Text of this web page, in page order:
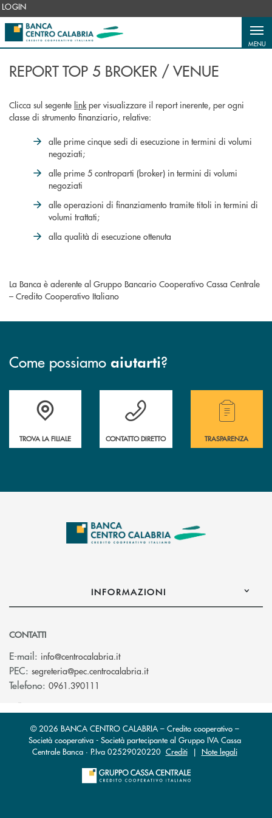
Salta al contenuto principale
LOGIN
MENU
REPORT TOP 5 BROKER / VENUE
Clicca sul segente linkper visualizzare il report inerente, per ogni
classe di strumento finanziario, relative:
alle prime cinque sedi di esecuzione in termini di volumi
negoziati;
alle prime 5 controparti (broker) in termini di volumi
negoziati
alle operazioni di finanziamento tramite titoli in termini di
volumi trattati;
alla qualità di esecuzione ottenuta
La Banca è aderente al Gruppo Bancario Cooperativo Cassa Centrale
– Credito Cooperativo Italiano
Come possiamo aiutarti?
Accedi all' elenco completo delle filiali .
TROVA LA FILIALE
Hai bisogno di assistenza immediata ?
CONTATTO DIRETTO
Hai bisogno di
TRASPARENZA
INFORMAZIONI
CONTATTI
E-mail: info@centrocalabria.it(si apre l’app di posta elettronica)
PEC: segreteria@pec.centrocalabria.it(si apre l’app di posta
Telefono: 0961.390111
© 2026 BANCA CENTRO CALABRIA – Credito cooperativo –
Società cooperativa - Società partecipante al Gruppo IVA Cassa
Centrale Banca · P.Iva 02529020220 Crediti| Note legali